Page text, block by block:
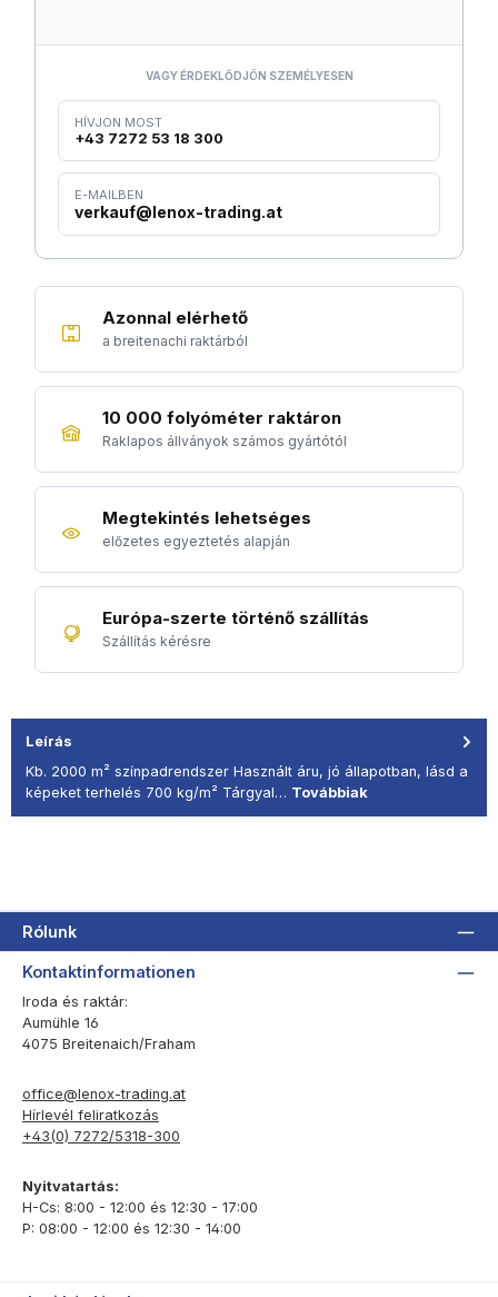
VAGY ÉRDEKLŐDJÖN SZEMÉLYESEN
HÍVJON MOST
+43 7272 53 18 300
E-MAILBEN
verkauf@lenox-trading.at
Azonnal elérhető
a breitenachi raktárból
10 000 folyóméter raktáron
Raklapos állványok számos gyártótól
Megtekintés lehetséges
előzetes egyeztetés alapján
Európa-szerte történő szállítás
Szállítás kérésre
Leírás
Kb. 2000 m² színpadrendszer Használt áru, jó állapotban, lásd a
képeket terhelés 700 kg/m² Tárgyal… Továbbiak
Rólunk
Kontaktinformationen
Iroda és raktár:
Aumühle 16
4075 Breitenaich/Fraham
office@lenox-trading.at
Hírlevél feliratkozás
+43(0) 7272/5318-300
Nyitvatartás:
H-Cs: 8:00 - 12:00 és 12:30 - 17:00
P: 08:00 - 12:00 és 12:30 - 14:00